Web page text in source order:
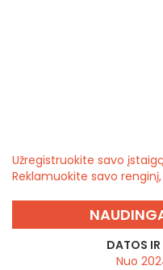
Užregistruokite savo
Reklamuokite savo
DATOS
Nuo